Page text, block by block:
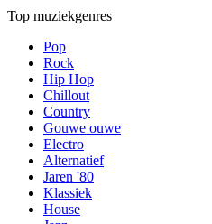
Top muziekgenres
Pop
Rock
Hip Hop
Chillout
Country
Gouwe ouwe
Electro
Alternatief
Jaren '80
Klassiek
House